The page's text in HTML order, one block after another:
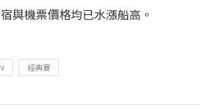
與機票價格均已水漲船高。
經典賽